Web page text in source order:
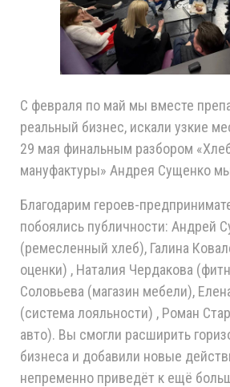
С февраля по май мы вместе
реальный бизнес, искали узкие
29 мая финальным разбором
мануфактуры» Андрея Сущенко
Благодарим героев-
побоялись публичности: Андрей
(ремесленный хлеб), Галина
оценки) , Наталия Чердакова
Соловьева (магазин мебели),
(система лояльности) , Роман
авто). Вы смогли расширить
бизнеса и добавили новые
непременно приведёт к ещё